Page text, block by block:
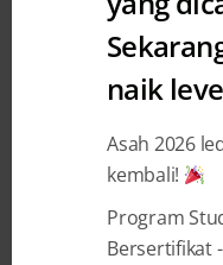
11 YEARS AGO BY
naik
Asah 2026
kembali!
Program
Bersertifikat